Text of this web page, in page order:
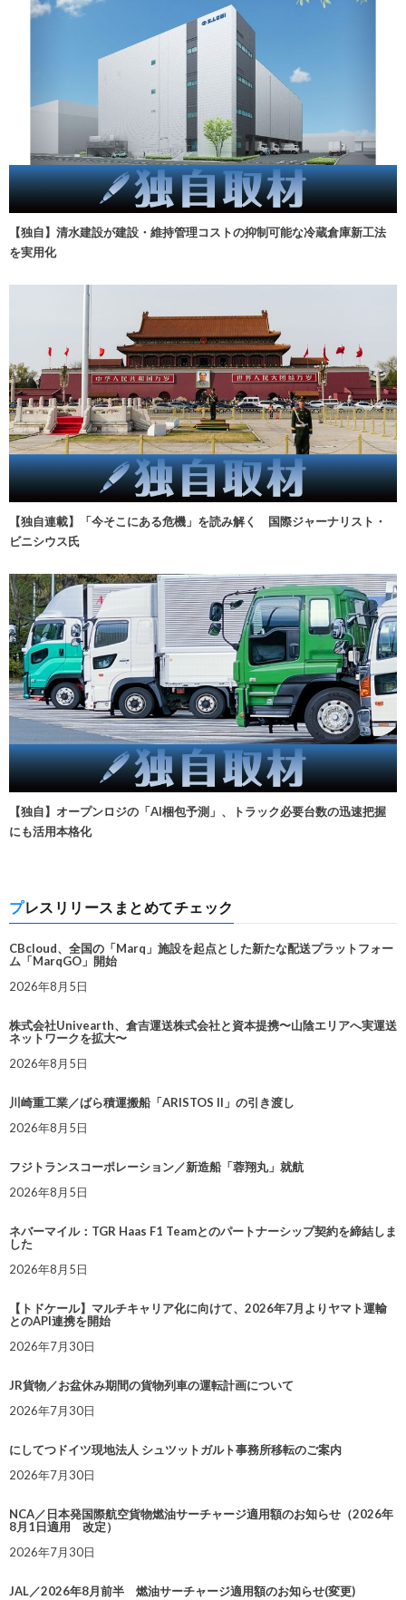
【独自】清水建設が建設・維持管理コストの抑制可能な冷蔵倉庫新工法
を実用化
【独自連載】「今そこにある危機」を読み解く 国際ジャーナリスト・
ビニシウス氏
【独自】オープンロジの「AI梱包予測」、トラック必要台数の迅速把握
にも活用本格化
プレスリリースまとめてチェック
CBcloud、全国の「Marq」施設を起点とした新たな配送プラットフォー
ム「MarqGO」開始
2026年8月5日
株式会社Univearth、倉吉運送株式会社と資本提携〜山陰エリアへ実運送
ネットワークを拡大〜
2026年8月5日
川崎重工業／ばら積運搬船「ARISTOS II」の引き渡し
2026年8月5日
フジトランスコーポレーション／新造船「蓉翔丸」就航
2026年8月5日
ネバーマイル：TGR Haas F1 Teamとのパートナーシップ契約を締結しま
した
2026年8月5日
【トドケール】マルチキャリア化に向けて、2026年7月よりヤマト運輸
とのAPI連携を開始
2026年7月30日
JR貨物／お盆休み期間の貨物列車の運転計画について
2026年7月30日
にしてつドイツ現地法人 シュツットガルト事務所移転のご案内
2026年7月30日
NCA／日本発国際航空貨物燃油サーチャージ適用額のお知らせ（2026年
8月1日適用 改定）
2026年7月30日
JAL／2026年8月前半 燃油サーチャージ適用額のお知らせ(変更)